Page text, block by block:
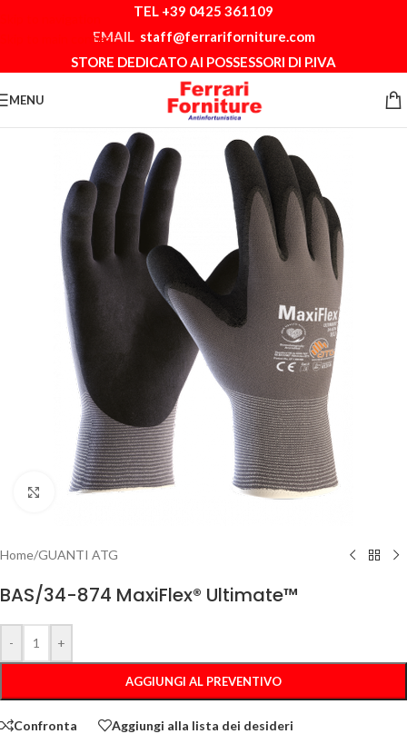
Skip to main content
TEL +39 0425 361109
EMAIL staff@ferrariforniture.com
STORE DEDICATO AI POSSESSORI DI P.IVA
MENU
Clicca per ingrandire
Home/GUANTI ATG
BAS/34-874 MaxiFlex® Ultimate™
- +
AGGIUNGI AL PREVENTIVO
Confronta Aggiungi alla lista dei desideri